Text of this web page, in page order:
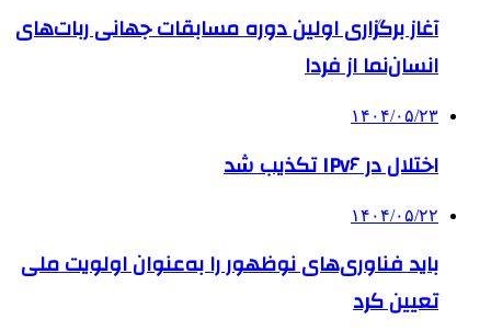
آغاز برگزاری اولین دوره مسابقات جهانی ربات‌های
انسان‌نما از فردا
۱۴۰۴/۰۵/۲۳
اختلال در IPv۶ تکذیب شد
۱۴۰۴/۰۵/۲۲
باید فناوری‌های نوظهور را به‌عنوان اولویت ملی
تعیین کرد